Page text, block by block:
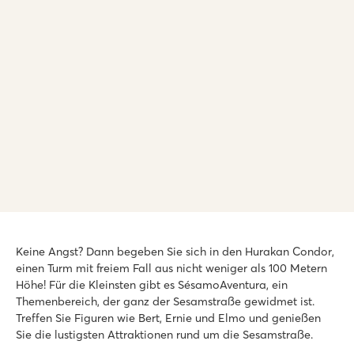
Spanien - - Costa Dorada - Montroig del Camp
★ ★ ★ ★
Schöner Poolbereich mit 4 großen Schwimmbecken
Die Mobilheime liegen in hübschen, von Palmen gesäumten
Keine Angst? Dann begeben Sie sich in den Hurakan Condor,
einen Turm mit freiem Fall aus nicht weniger als 100 Metern
Höhe! Für die Kleinsten gibt es SésamoAventura, ein
Themenbereich, der ganz der Sesamstraße gewidmet ist.
Treffen Sie Figuren wie Bert, Ernie und Elmo und genießen
Sie die lustigsten Attraktionen rund um die Sesamstraße.